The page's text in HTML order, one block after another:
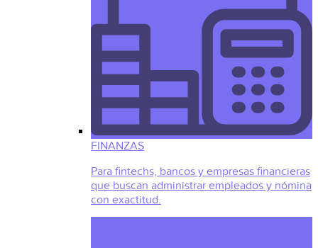
FINANZAS
Para fintechs, bancos y empresas financieras
que buscan administrar empleados y nómina
con exactitud.